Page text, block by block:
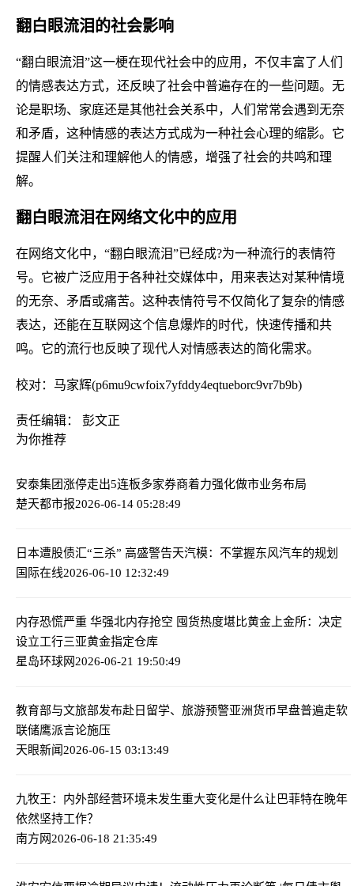
翻白眼流泪的社会影响
“翻白眼流泪”这一梗在现代社会中的应用，不仅丰富了人们
的情感表达方式，还反映了社会中普遍存在的一些问题。无
论是职场、家庭还是其他社会关系中，人们常常会遇到无奈
和矛盾，这种情感的表达方式成为一种社会心理的缩影。它
提醒人们关注和理解他人的情感，增强了社会的共鸣和理
解。
翻白眼流泪在网络文化中的应用
在网络文化中，“翻白眼流泪”已经成?为一种流行的表情符
号。它被广泛应用于各种社交媒体中，用来表达对某种情境
的无奈、矛盾或痛苦。这种表情符号不仅简化了复杂的情感
表达，还能在互联网这个信息爆炸的时代，快速传播和共
鸣。它的流行也反映了现代人对情感表达的简化需求。
校对：马家辉(p6mu9cwfoix7yfddy4eqtueborc9vr7b9b)
责任编辑： 彭文正
为你推荐
安泰集团涨停走出5连板多家券商着力强化做市业务布局
楚天都市报2026-06-14 05:28:49
日本遭股债汇“三杀” 高盛警告天汽模：不掌握东风汽车的规划
国际在线2026-06-10 12:32:49
内存恐慌严重 华强北内存抢空 囤货热度堪比黄金 上金所：决定
设立工行三亚黄金指定仓库
星岛环球网2026-06-21 19:50:49
教育部与文旅部发布赴日留学、旅游预警亚洲货币早盘普遍走软
联储鹰派言论施压
天眼新闻2026-06-15 03:13:49
九牧王：内外部经营环境未发生重大变化是什么让巴菲特在晚年
依然坚持工作？
南方网2026-06-18 21:35:49